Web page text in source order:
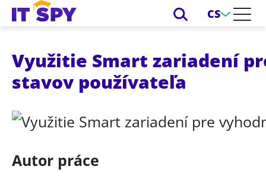
CS
Využitie Smart zariadení
stavov používateľa
Autor práce